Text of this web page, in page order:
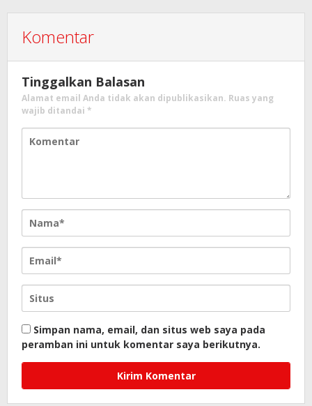
Komentar
Tinggalkan Balasan
Alamat email Anda tidak akan dipublikasikan. Ruas yang
wajib ditandai *
Simpan nama, email, dan situs web saya pada
peramban ini untuk komentar saya berikutnya.